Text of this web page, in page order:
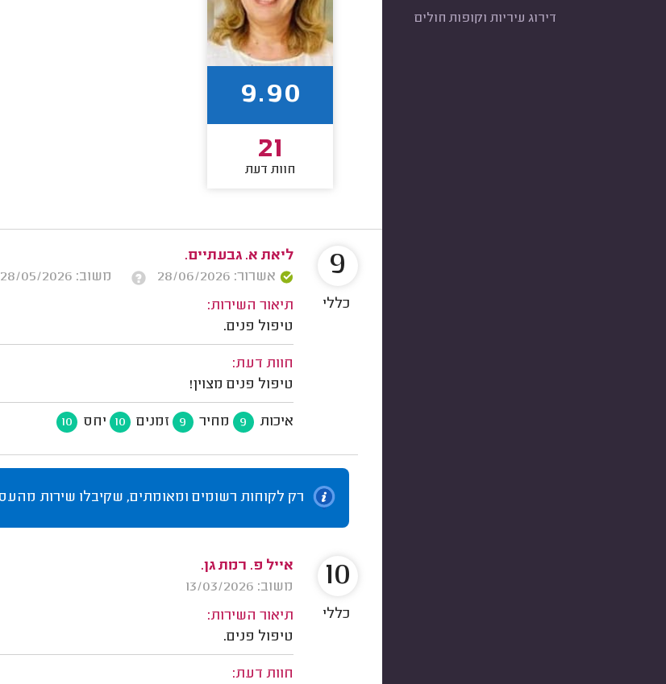
דירוג עיריות וקופות חולים
9.90
21
חוות דעת
ליאת א. גבעתיים.
אשרור: 28/06/2026
משוב: 28/05/2026
תיאור השירות:
טיפול פנים.
חוות דעת:
טיפול פנים מצוין!
איכות 9 מחיר 9 זמנים 10 יחס 10
9
כללי
רק לקוחות רשומים ומאומתים, שקיבלו שירות
אייל פ. רמת גן.
משוב: 13/03/2026
תיאור השירות:
טיפול פנים.
חוות דעת:
10
כללי